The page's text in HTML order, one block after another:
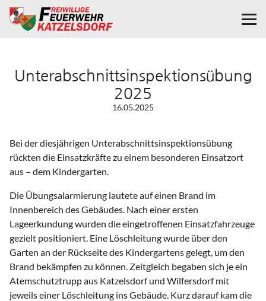
Unterabschnittsinspektionsübung
2025
16.05.2025
Bei der diesjährigen Unterabschnittsinspektionsübung
rückten die Einsatzkräfte zu einem besonderen Einsatzort
aus – dem Kindergarten.
Die Übungsalarmierung lautete auf einen Brand im
Innenbereich des Gebäudes. Nach einer ersten
Lageerkundung wurden die eingetroffenen Einsatzfahrzeuge
gezielt positioniert. Eine Löschleitung wurde über den
Garten an der Rückseite des Kindergartens gelegt, um den
Brand bekämpfen zu können. Zeitgleich begaben sich je ein
Atemschutztrupp aus Katzelsdorf und Wilfersdorf mit
jeweils einer Löschleitung ins Gebäude. Kurz darauf kam die